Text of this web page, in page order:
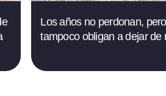
Los años no perdonan, pero
tampoco obligan a dejar de